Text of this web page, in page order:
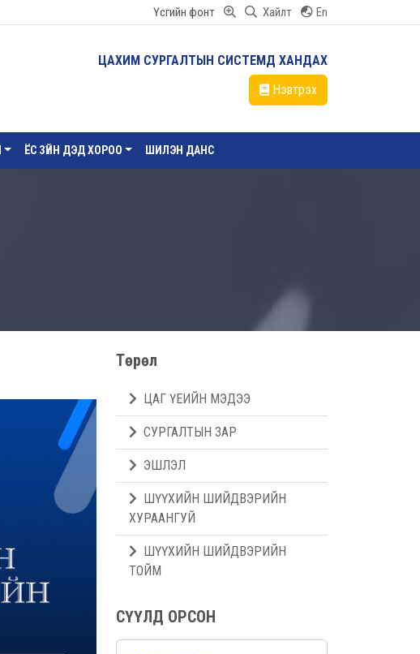
Үсгийн фонт Хайлт En
ЦАХИМ СУРГАЛТЫН СИСТЕМД ХАНДАХ
Нэвтрэх
ЁС ЗҮЙН ДЭД ХОРОО ШИЛЭН ДАНС
Төрөл
ЦАГ ҮЕИЙН МЭДЭЭ
СУРГАЛТЫН ЗАР
ЭШЛЭЛ
ШҮҮХИЙН ШИЙДВЭРИЙН
ХУРААНГУЙ
ШҮҮХИЙН ШИЙДВЭРИЙН
ТОЙМ
СҮҮЛД ОРСОН